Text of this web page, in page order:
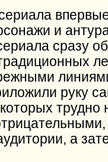
и
сразу
руку
трудно
а